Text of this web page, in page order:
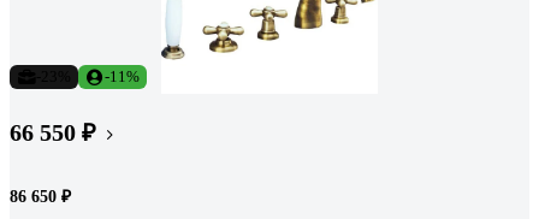
-11%
66 550 ₽
86 650 ₽